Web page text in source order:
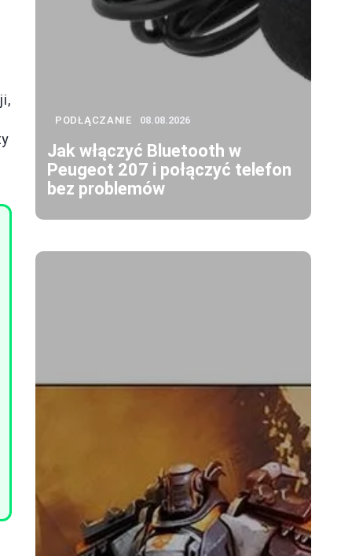
PODŁĄCZANIE 08.08.2026
Jak włączyć Bluetooth w
Peugeot 207 i połączyć telefon
bez problemów